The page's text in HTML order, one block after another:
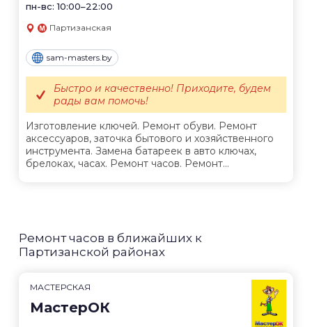
пн-вс: 10:00–22:00
Партизанская
sam-masters.by
Изготовление ключей. Ремонт обуви. Ремонт
аксессуаров, заточка бытового и хозяйственного
инструмента. Замена батареек в авто ключах,
брелоках, часах. Ремонт часов. Ремонт...
Быстро и качественно! Приходите, будем
рады вам помочь!
Ремонт часов в ближайших к
Партизанской районах
МАСТЕРСКАЯ
МастерОК